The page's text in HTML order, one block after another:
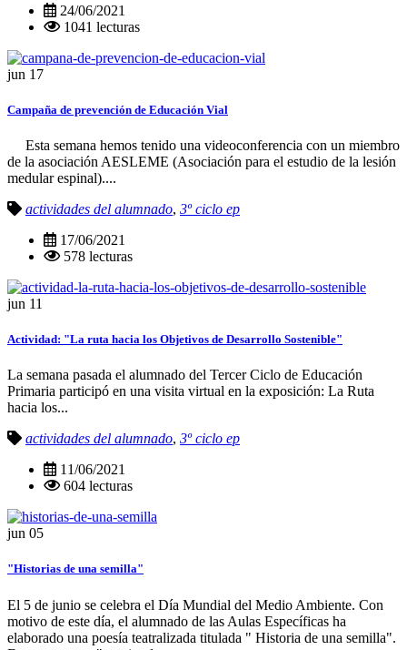
24/06/2021
1041 lecturas
jun 17
Campaña de prevención de Educación Vial
Esta semana hemos tenido una videoconferencia con un miembro
de la asociación AESLEME (Asociación para el estudio de la lesión
medular espinal)....
actividades del alumnado, 3º ciclo ep
17/06/2021
578 lecturas
jun 11
Actividad: "La ruta hacia los Objetivos de Desarrollo Sostenible"
La semana pasada el alumnado del Tercer Ciclo de Educación
Primaria participó en una visita virtual en la exposición: La Ruta
hacia los...
actividades del alumnado, 3º ciclo ep
11/06/2021
604 lecturas
jun 05
"Historias de una semilla"
El 5 de junio se celebra el Día Mundial del Medio Ambiente. Con
motivo de este día, el alumnado de las Aulas Específicas ha
elaborado una poesía teatralizada titulada " Historia de una semilla".